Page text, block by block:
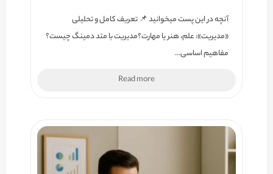
آنچه در این پست میخوانید 📌 تعریف کامل و تحلیلی
«مدیریت»: علم، هنر یا مهارت؟مدیریت با متد دمینگ چیست؟
مفاهیم اساسی…
Read more